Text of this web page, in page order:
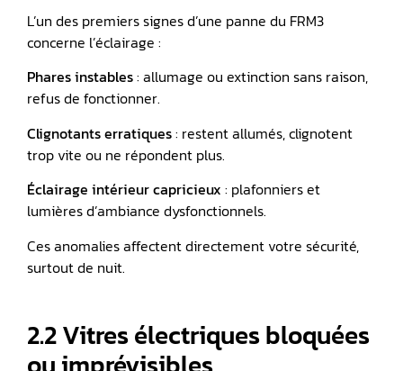
L’un des premiers signes d’une panne du FRM3
concerne l’éclairage :
Phares instables: allumage ou extinction sans raison,
refus de fonctionner.
Clignotants erratiques: restent allumés, clignotent
trop vite ou ne répondent plus.
Éclairage intérieur capricieux : plafonniers et
lumières d’ambiance dysfonctionnels.
Ces anomalies affectent directement votre sécurité,
surtout de nuit.
2.2 Vitres électriques bloquées